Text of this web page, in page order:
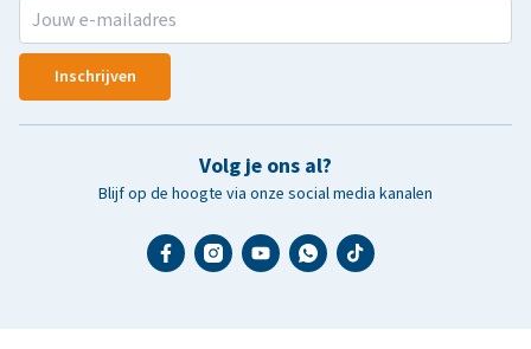
Inschrijven
Volg je ons al?
Blijf op de hoogte via onze social media kanalen